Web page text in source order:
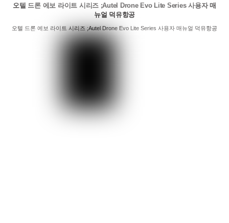
오텔 드론 에보 라이트 시리즈 ;Autel Drone Evo Lite Series 사용자 매
뉴얼 덕유항공
오텔 드론 에보 라이트 시리즈 ;Autel Drone Evo Lite Series 사용자 매뉴얼 덕유항공